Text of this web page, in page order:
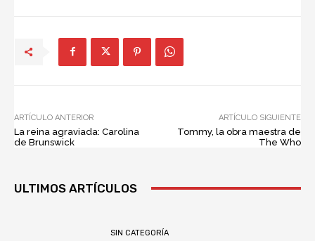
ARTÍCULO ANTERIOR
La reina agraviada: Carolina
de Brunswick
ARTÍCULO SIGUIENTE
Tommy, la obra maestra de
The Who
ULTIMOS ARTÍCULOS
SIN CATEGORÍA